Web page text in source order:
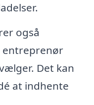
også
Det kan
at indhente